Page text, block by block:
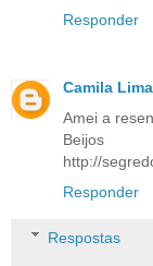
Responder
Camila Lima
Amei a
Beijos
http://
Responder
Respostas